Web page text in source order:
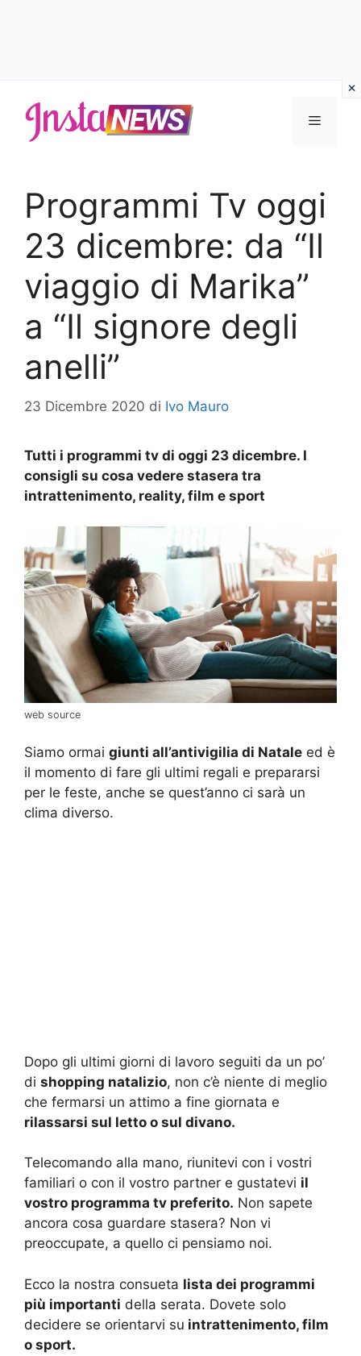
contenuto
Menu
Programmi Tv oggi
23 dicembre: da “Il
viaggio di Marika”
a “Il signore degli
anelli”
23 Dicembre 2020 di Ivo Mauro
Tutti i programmi tv di oggi 23 dicembre. I
consigli su cosa vedere stasera tra
intrattenimento, reality, film e sport
web source
Siamo ormai giunti all’antivigilia di Natale ed è
il momento di fare gli ultimi regali e prepararsi
per le feste, anche se quest’anno ci sarà un
clima diverso.
Dopo gli ultimi giorni di lavoro seguiti da un po’
di shopping natalizio, non c’è niente di meglio
che fermarsi un attimo a fine giornata e
rilassarsi sul letto o sul divano.
Telecomando alla mano, riunitevi con i vostri
familiari o con il vostro partner e gustatevi il
vostro programma tv preferito. Non sapete
ancora cosa guardare stasera? Non vi
preoccupate, a quello ci pensiamo noi.
Ecco la nostra consueta lista dei programmi
più importanti della serata. Dovete solo
decidere se orientarvi su intrattenimento, film
o sport.